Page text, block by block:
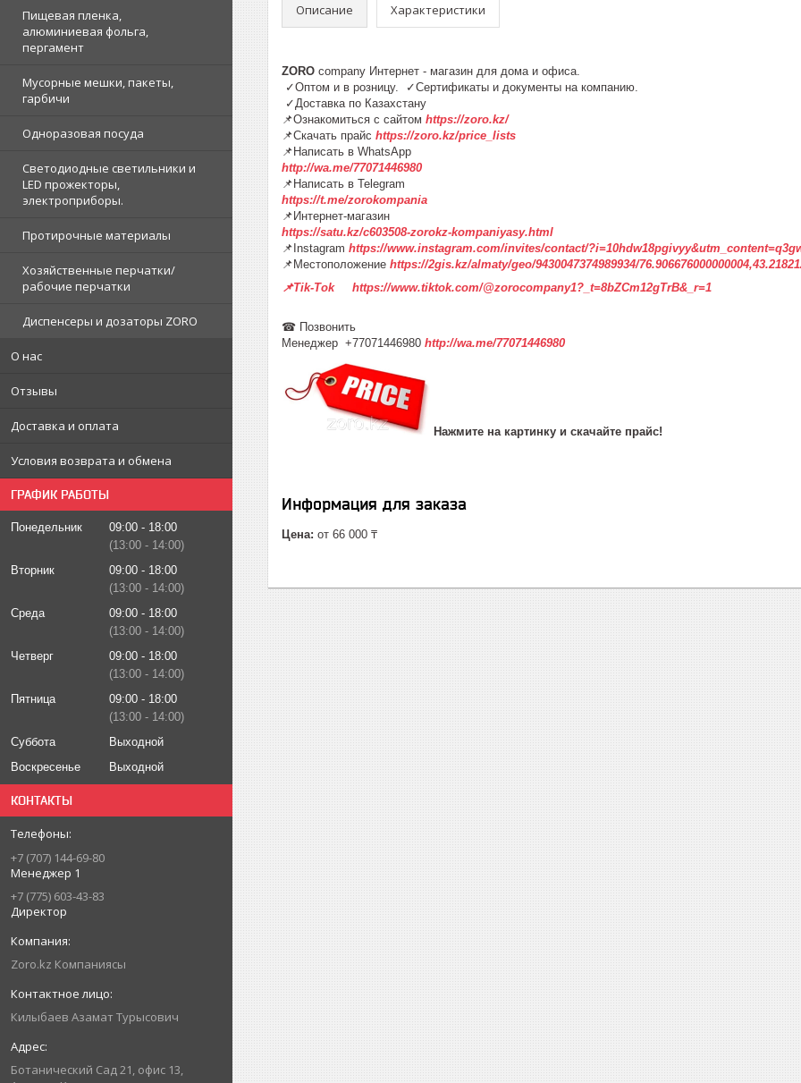
Пищевая пленка,
алюминиевая фольга,
пергамент
Мусорные мешки, пакеты,
гарбичи
Одноразовая посуда
Светодиодные светильники и
LED прожекторы,
электроприборы.
Протирочные материалы
Хозяйственные перчатки/
рабочие перчатки
Диспенсеры и дозаторы ZORO
О нас
Отзывы
Доставка и оплата
Условия возврата и обмена
ГРАФИК РАБОТЫ
Понедельник 09:00
18:00
13:00
14:00
Вторник
09:00
18:00
13:00
14:00
Среда
09:00
18:00
13:00
14:00
Четверг
09:00
18:00
13:00
14:00
Пятница
09:00
18:00
13:00
14:00
Суббота
Выходной
Воскресенье
Выходной
КОНТАКТЫ
+7 (707) 144-69-80
Менеджер 1
+7 (775) 603-43-83
Директор
Zoro.kz Компаниясы
Килыбаев Азамат Турысович
Ботанический Сад 21, офис 13,
Описание Характеристики
ZORO company Интернет - магазин для дома и офиса.
✓Оптом и в розницу. ✓Сертификаты и документы на компанию.
✓Доставка по Казахстану
📌Ознакомиться с сайтом https://zoro.kz/
📌Скачать прайс https://zoro.kz/price_lists
📌Написать в WhatsApp
http://wa.me/77071446980
📌Написать в Telegram
https://t.me/zorokompania
📌Интернет-магазин
https://satu.kz/c603508-zorokz-kompaniyasy.html
📌Instagram https://www.instagram.com/invites/contact/
📌Местоположение https://2gis.kz/almaty/geo/9430047374989934/
📌Tik-Tok https://www.tiktok.com/@zorocompany1?_t=8bZCm12gTrB&_r=1
☎ Позвонить
Менеджер +77071446980 http://wa.me/77071446980
Нажмите на картинку и скачайте прайс!
Информация для заказа
Цена: от 66 000 ₸